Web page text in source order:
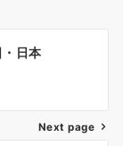
日本
Next page